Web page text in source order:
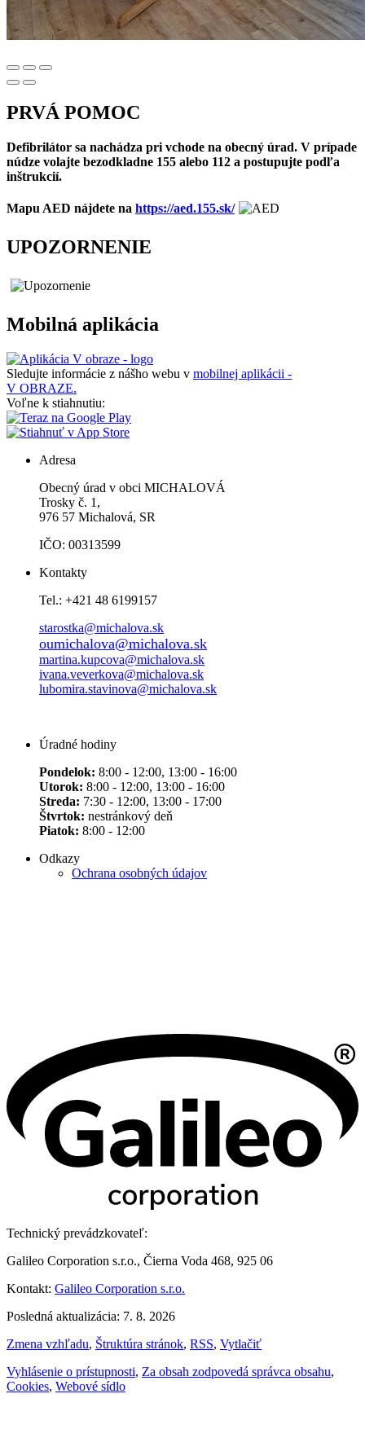
PRVÁ POMOC
Defibrilátor sa nachádza pri vchode na obecný úrad. V prípade
núdze volajte bezodkladne 155 alebo 112 a postupujte podľa
inštrukcií.
Mapu AED nájdete na https://aed.155.sk/
UPOZORNENIE
Mobilná aplikácia
Sledujte informácie z nášho webu v mobilnej aplikácii -
V OBRAZE.
Voľne k stiahnutiu:
Adresa
Obecný úrad v obci MICHALOVÁ
Trosky č. 1,
976 57 Michalová, SR
IČO: 00313599
Kontakty
Tel.: +421 48 6199157
starostka@michalova.sk
oumichalova@michalova.sk
martina.kupcova@michalova.sk
ivana.veverkova@michalova.sk
lubomira.stavinova@michalova.sk
Úradné hodiny
Pondelok: 8:00 - 12:00, 13:00 - 16:00
Utorok: 8:00 - 12:00, 13:00 - 16:00
Streda: 7:30 - 12:00, 13:00 - 17:00
Štvrtok: nestránkový deň
Piatok: 8:00 - 12:00
Odkazy
Ochrana osobných údajov
Technický prevádzkovateľ:
Galileo Corporation s.r.o., Čierna Voda 468, 925 06
Kontakt: Galileo Corporation s.r.o.
Posledná aktualizácia: 7. 8. 2026
Zmena vzhľadu, Štruktúra stránok, RSS, Vytlačiť
Vyhlásenie o prístupnosti, Za obsah zodpovedá správca obsahu,
Cookies, Webové sídlo